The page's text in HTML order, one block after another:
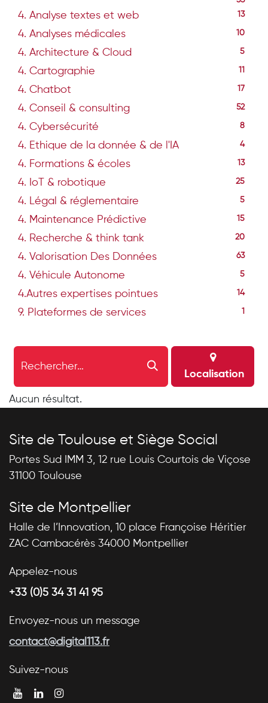
4. Analyse textes et web 13
4. Analyses médicales 10
4. Architecture & Cloud 5
4. Cartographie
4. Chatbot 17
4. Conseil & consulting 52
4. Cybersécurité 8
4. Ethique de la donnée & de l'IA 4
4. Formations & écoles 13
4. IoT & robotique 25
4. Légal & réglementaire 5
4. Maintenance Prédictive 15
4. Recherche & think tank 20
4. Valorisation Des Données 63
4. Véhicule Autonome 5
4.Autres expertises pointues 14
9. Plateformes de services
Localisation
Aucun résultat.
Site de Toulouse et Siège Social
Portes Sud IMM 3, 12 rue Louis Courtois de Viçose
31100 Toulouse
Site de Montpellier
Halle de l’Innovation, 10 place Françoise Héritier
ZAC Cambacérès 34000 Montpellier
Appelez-nous
+33 (0)5 34 31 41 95
Envoyez-nous un message
contact@digital113.fr
Suivez-nous